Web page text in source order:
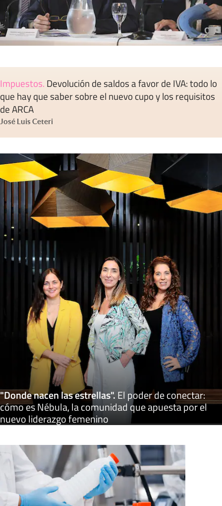
Impuestos. Devolución de saldos a favor de IVA: todo lo
que hay que saber sobre el nuevo cupo y los requisitos
de ARCA
José Luis Ceteri
"Donde nacen las estrellas".El poder de conectar:
cómo es Nébula, la comunidad que apuesta por el
nuevo liderazgo femenino